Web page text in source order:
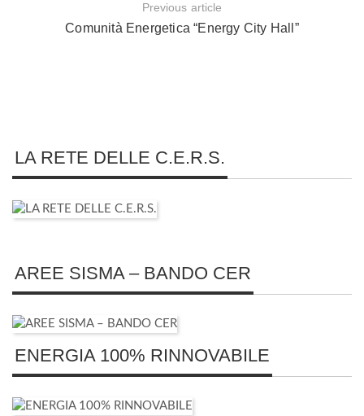
Previous article
Comunità Energetica “Energy City Hall”
LA RETE DELLE C.E.R.S.
AREE SISMA – BANDO CER
ENERGIA 100% RINNOVABILE